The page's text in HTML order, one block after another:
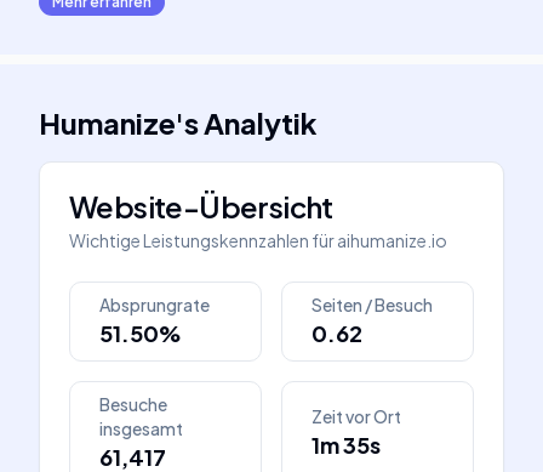
Humanize'sAnalytik
Website-Übersicht
Wichtige Leistungskennzahlen füraihumanize.io
Absprungrate
51.50%
Seiten / Besuch
0.62
Besuche
insgesamt
61,417
Zeit vor Ort
1m 35s